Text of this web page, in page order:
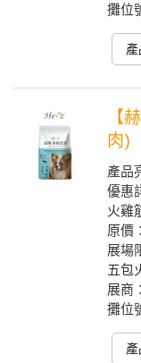
攤位
【
肉)
產品
優惠
火雞
原價
展場
五包
展商：
攤位